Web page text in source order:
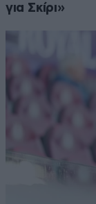
για Σκίρι»